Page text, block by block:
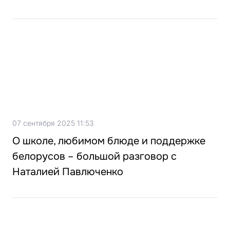
07 сентября 2025 11:53
О школе, любимом блюде и поддержке
белорусов – большой разговор с
Наталией Павлюченко